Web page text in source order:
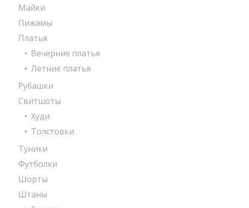
Майки
Пижамы
Платья
Вечерние платья
Летние платья
Рубашки
Свитшоты
Худи
Толстовки
Туники
Футболки
Шорты
Штаны